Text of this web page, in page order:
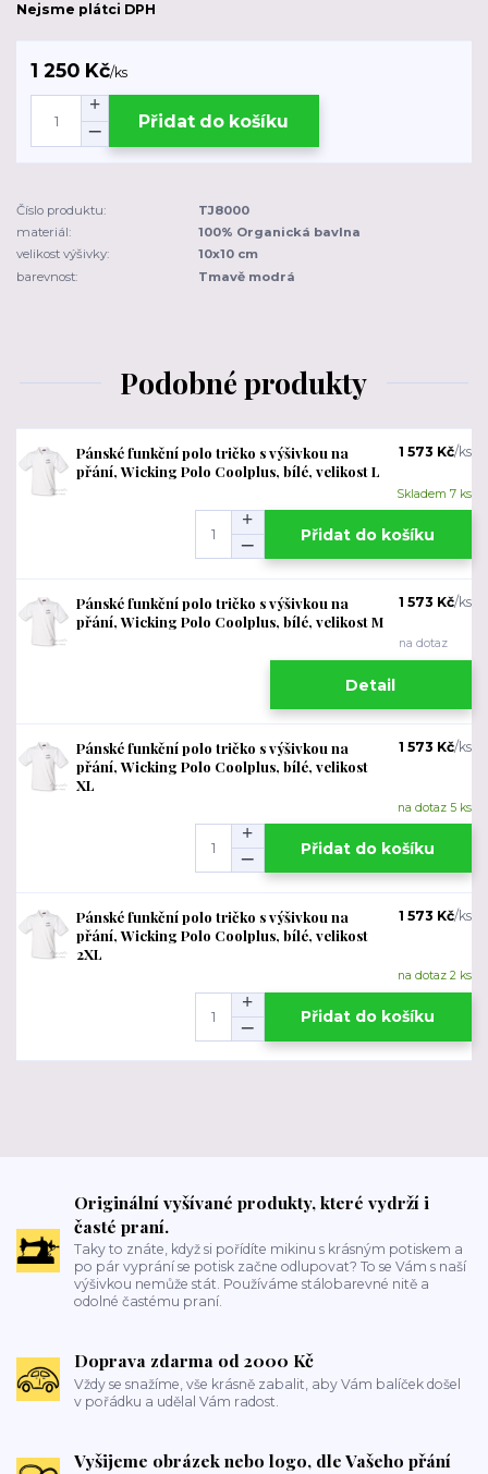
Nejsme plátci DPH
1 250 Kč/ks
Přidat do košíku
Číslo produktu:
TJ8000
materiál:
100% Organická bavlna
velikost výšivky:
10x10 cm
barevnost:
Tmavě modrá
Podobné produkty
Pánské funkční polo tričko s výšivkou na
přání, Wicking Polo Coolplus, bílé, velikost L
1 573 Kč/ks
Skladem 7 ks
Přidat do košíku
Pánské funkční polo tričko s výšivkou na
přání, Wicking Polo Coolplus, bílé, velikost M
1 573 Kč/ks
na dotaz
Detail
Pánské funkční polo tričko s výšivkou na
přání, Wicking Polo Coolplus, bílé, velikost
XL
1 573 Kč/ks
na dotaz 5 ks
Přidat do košíku
Pánské funkční polo tričko s výšivkou na
přání, Wicking Polo Coolplus, bílé, velikost
2XL
1 573 Kč/ks
na dotaz 2 ks
Přidat do košíku
Originální vyšívané produkty, které vydrží i
časté praní.
Taky to znáte, když si pořídíte mikinu s krásným potiskem a
po pár vyprání se potisk začne odlupovat? To se Vám s naší
výšivkou nemůže stát. Používáme stálobarevné nitě a
odolné častému praní.
Doprava zdarma od 2000 Kč
Vždy se snažíme, vše krásně zabalit, aby Vám balíček došel
v pořádku a udělal Vám radost.
Vyšijeme obrázek nebo logo, dle Vašeho přání